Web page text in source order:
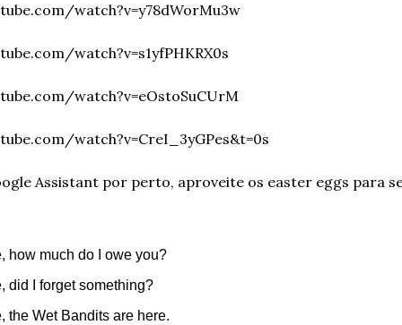
watch?v=y78dWorMu3w
watch?v=s1yfPHKRX0s
watch?v=eOstoSuCUrM
watch?v=CreI_3yGPes&t=0s
Assistant por perto, aproveite os easter eggs para
how much do I owe you?
did I forget something?
the Wet Bandits are here.